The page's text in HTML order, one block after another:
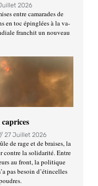
2026
entre camarades de
en toc épinglées à la va-
franchit un nouveau
caprices
27 Juillet 2026
de rage et de braises, la
contre la solidarité. Entre
au front, la politique
pas besoin d’étincelles